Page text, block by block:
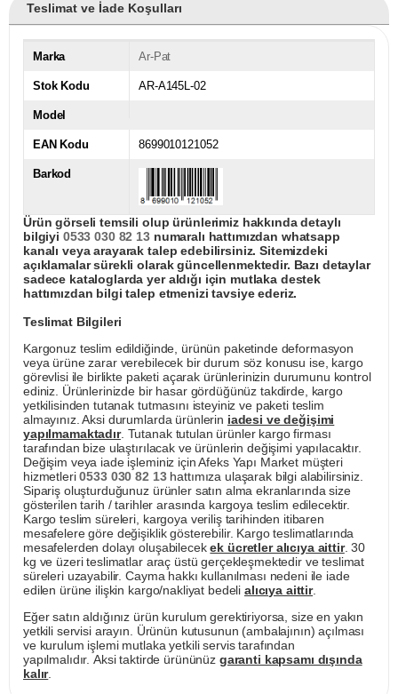
Teslimat ve İade Koşulları
Marka Ar-Pat
Stok Kodu AR-A145L-02
Model
EAN Kodu 8699010121052
Barkod
Ürün görseli temsili olup ürünlerimiz hakkında detaylı
bilgiyi 0533 030 82 13numaralı hattımızdan whatsapp
kanalı veya arayarak talep edebilirsiniz. Sitemizdeki
açıklamalar sürekli olarak güncellenmektedir. Bazı detaylar
sadece kataloglarda yer aldığı için mutlaka destek
hattımızdan bilgi talep etmenizi tavsiye ederiz.
Teslimat Bilgileri
Kargonuz teslim edildiğinde, ürünün paketinde deformasyon
veya ürüne zarar verebilecek bir durum söz konusu ise, kargo
görevlisi ile birlikte paketi açarak ürünlerinizin durumunu kontrol
ediniz. Ürünlerinizde bir hasar gördüğünüz takdirde, kargo
yetkilisinden tutanak tutmasını isteyiniz ve paketi teslim
almayınız. Aksi durumlarda ürünlerin iadesi ve değişimi
yapılmamaktadır. Tutanak tutulan ürünler kargo firması
tarafından bize ulaştırılacak ve ürünlerin değişimi yapılacaktır.
Değişim veya iade işleminiz için Afeks Yapı Market müşteri
hizmetleri0533 030 82 13hattımıza ulaşarak bilgi alabilirsiniz.
Sipariş oluşturduğunuz ürünler satın alma ekranlarında size
gösterilen tarih / tarihler arasında kargoya teslim edilecektir.
Kargo teslim süreleri, kargoya veriliş tarihinden itibaren
mesafelere göre değişiklik gösterebilir. Kargo teslimatlarında
mesafelerden dolayı oluşabilecekek ücretler alıcıya aittir. 30
kg ve üzeri teslimatlar araç üstü gerçekleşmektedir ve teslimat
süreleri uzayabilir. Cayma hakkı kullanılması nedeni ile iade
edilen ürüne ilişkin kargo/nakliyat bedeli alıcıya aittir.
Eğer satın aldığınız ürün kurulum gerektiriyorsa, size en yakın
yetkili servisi arayın. Ürünün kutusunun (ambalajının) açılması
ve kurulum işlemi mutlaka yetkili servis tarafından
yapılmalıdır. Aksi taktirde ürününüz garanti kapsamı dışında
kalır.